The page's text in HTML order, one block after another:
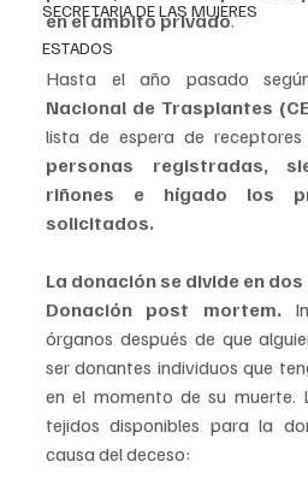
SECRETARIA DE LAS MUJERES
ESTADOS
en el ámbito privado.
Hasta el año pasado
Nacional de Trasplantes
lista de espera de receptores
personas registradas,
riñones e hígado los
solicitados.
La donación se divide en
Donación post mortem.
órganos después de que
ser donantes individuos que
en el momento de su muerte.
tejidos disponibles para la
causa del deceso: